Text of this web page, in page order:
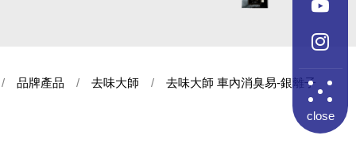
品牌產品 去味大師 去味大師 車內消臭易-銀離子
close